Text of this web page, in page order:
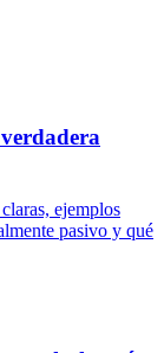
ejemplos
pasivo y qué